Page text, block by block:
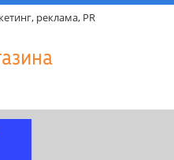
реклама, PR